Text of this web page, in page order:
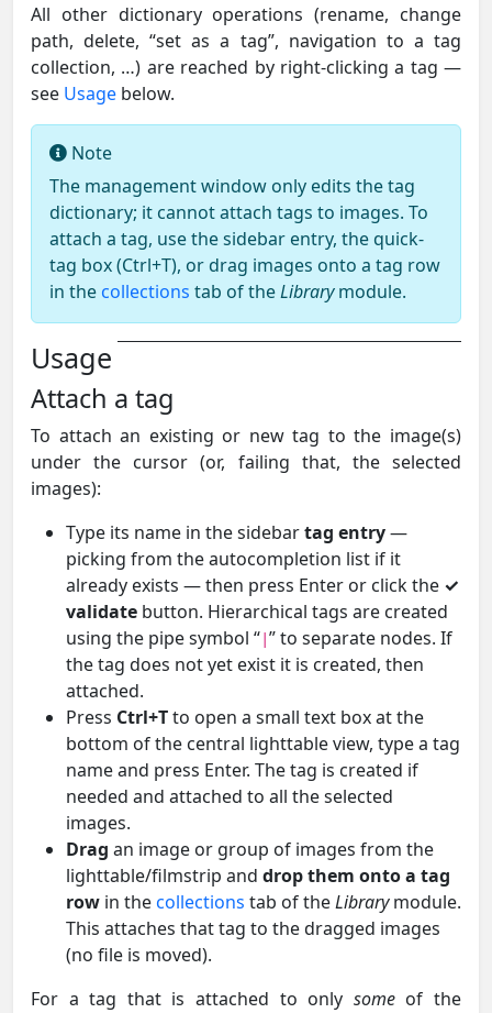
All other dictionary operations (rename, change
path, delete, “set as a tag”, navigation to a tag
collection, …) are reached by right-clicking a tag —
see Usage below.
Note
The management window only edits the tag
dictionary; it cannot attach tags to images. To
attach a tag, use the sidebar entry, the quick-
tag box (Ctrl+T), or drag images onto a tag row
in the collections tab of theLibrarymodule.
Usage
Attach a tag
To attach an existing or new tag to the image(s)
under the cursor (or, failing that, the selected
images):
Type its name in the sidebartag entry—
picking from the autocompletion list if it
already exists — then press Enter or click the ✓
validate button. Hierarchical tags are created
using the pipe symbol “ ” to separate nodes. If
the tag does not yet exist it is created, then
attached.
Press Ctrl+Tto open a small text box at the
bottom of the central lighttable view, type a tag
name and press Enter. The tag is created if
needed and attached to all the selected
images.
Drag an image or group of images from the
lighttable/filmstrip and drop them onto a tag
row in thecollections tab of theLibrarymodule.
This attaches that tag to the dragged images
(no file is moved).
For a tag that is attached to only someof the